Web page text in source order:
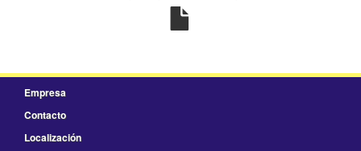
Empresa
Contacto
Localización